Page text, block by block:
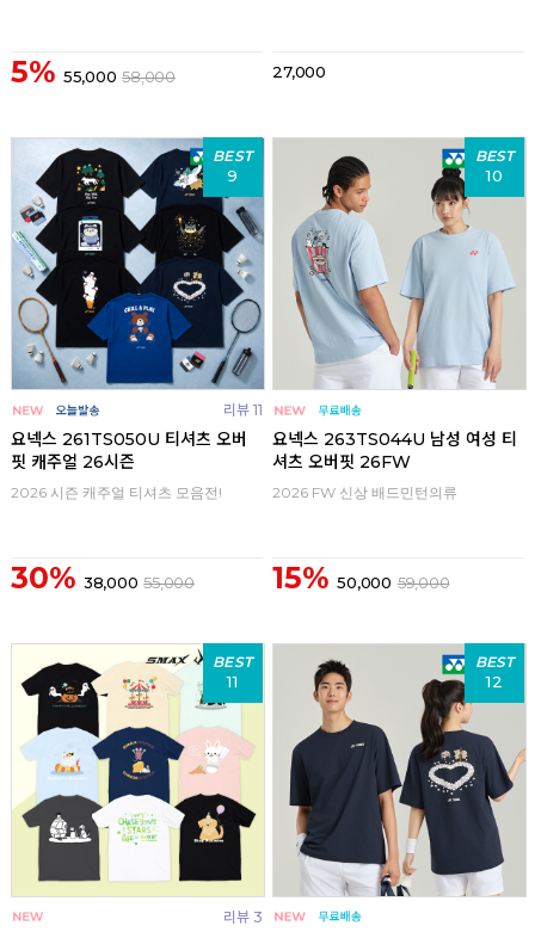
5% 55,000 58,000 27,000
BEST
9
리뷰 11
요넥스 261TS050U 티셔츠 오버
핏 캐주얼 26시즌
2026 시즌 캐주얼 티셔츠 모음전!
30% 38,000 55,000
BEST
10
요넥스 263TS044U 남성 여성 티
셔츠 오버핏 26FW
2026 FW 신상 배드민턴의류
15% 50,000 59,000
BEST
11
리뷰 3
BEST
12